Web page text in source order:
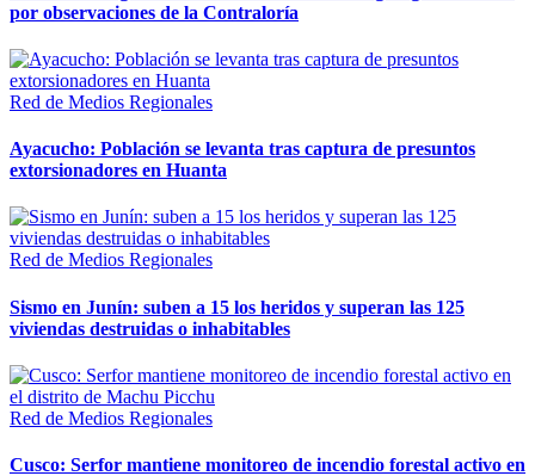
por observaciones de la Contraloría
Red de Medios Regionales
Ayacucho: Población se levanta tras captura de presuntos
extorsionadores en Huanta
Red de Medios Regionales
Sismo en Junín: suben a 15 los heridos y superan las 125
viviendas destruidas o inhabitables
Red de Medios Regionales
Cusco: Serfor mantiene monitoreo de incendio forestal activo en